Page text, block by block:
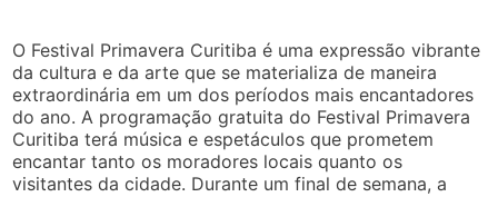
O Festival Primavera Curitiba é uma expressão vibrante
da cultura e da arte que se materializa de maneira
extraordinária em um dos períodos mais encantadores
do ano. A programação gratuita do Festival Primavera
Curitiba terá música e espetáculos que prometem
encantar tanto os moradores locais quanto os
visitantes da cidade. Durante um final de semana, a